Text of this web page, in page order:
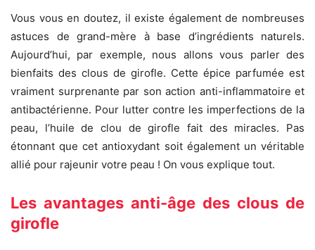
Vous vous en doutez, il existe également de nombreuses
astuces de grand-mère à base d’ingrédients naturels.
Aujourd’hui, par exemple, nous allons vous parler des
bienfaits des clous de girofle. Cette épice parfumée est
vraiment surprenante par son action anti-inflammatoire et
antibactérienne. Pour lutter contre les imperfections de la
peau, l’huile de clou de girofle fait des miracles. Pas
étonnant que cet antioxydant soit également un véritable
allié pour rajeunir votre peau ! On vous explique tout.
Les avantages anti-âge des clous de
girofle